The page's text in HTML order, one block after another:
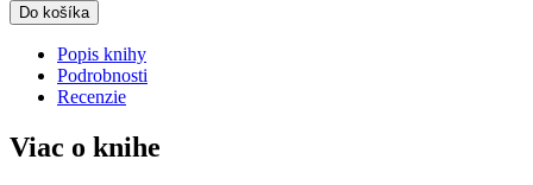
Do košíka
Popis knihy
Podrobnosti
Recenzie
Viac o knihe